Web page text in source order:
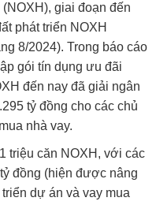
giai đoạn đến
phát triển NOXH
8/2024). Trong báo cáo
gói tín dụng ưu đãi
đến nay đã giải ngân
tỷ đồng cho các chủ
nhà vay.
triệu căn NOXH, với các
đồng (hiện được nâng
dự án và vay mua